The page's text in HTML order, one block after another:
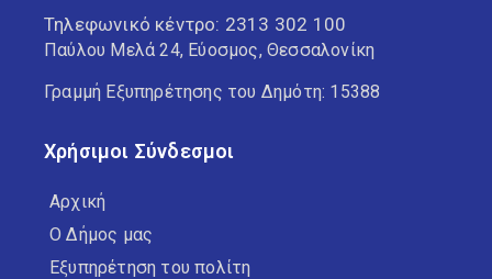
Τηλεφωνικό κέντρο: 2313 302 100
Παύλου Μελά 24, Εύοσμος, Θεσσαλονίκη
Γραμμή Εξυπηρέτησης του Δημότη: 15388
Χρήσιμοι Σύνδεσμοι
Αρχική
Ο Δήμος μας
Εξυπηρέτηση του πολίτη